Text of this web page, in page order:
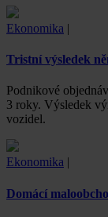
Ekonomika |
Tristní výsledek
Podnikové
3 roky. Výsledek
vozidel.
Ekonomika
Domácí